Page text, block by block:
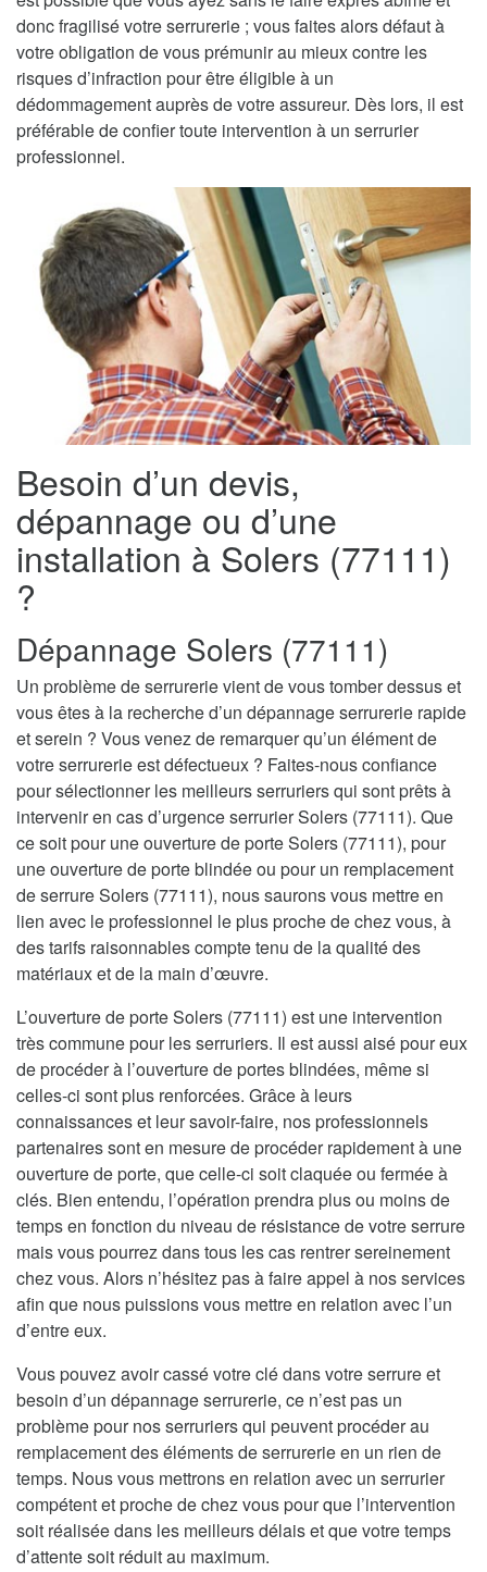
donc fragilisé votre serrurerie ; vous faites alors défaut à
votre obligation de vous prémunir au mieux contre les
risques d’infraction pour être éligible à un
dédommagement auprès de votre assureur. Dès lors, il est
préférable de confier toute intervention à un serrurier
professionnel.
Besoin d’un devis,
dépannage ou d’une
installation à Solers (77111)
?
Dépannage Solers (77111)
Un problème de serrurerie vient de vous tomber dessus et
vous êtes à la recherche d’un dépannage serrurerie rapide
et serein ? Vous venez de remarquer qu’un élément de
votre serrurerie est défectueux ? Faites-nous confiance
pour sélectionner les meilleurs serruriers qui sont prêts à
intervenir en cas d’urgence serrurier Solers (77111). Que
ce soit pour une ouverture de porte Solers (77111), pour
une ouverture de porte blindée ou pour un remplacement
de serrure Solers (77111), nous saurons vous mettre en
lien avec le professionnel le plus proche de chez vous, à
des tarifs raisonnables compte tenu de la qualité des
matériaux et de la main d’œuvre.
L’ouverture de porte Solers (77111) est une intervention
très commune pour les serruriers. Il est aussi aisé pour eux
de procéder à l’ouverture de portes blindées, même si
celles-ci sont plus renforcées. Grâce à leurs
connaissances et leur savoir-faire, nos professionnels
partenaires sont en mesure de procéder rapidement à une
ouverture de porte, que celle-ci soit claquée ou fermée à
clés. Bien entendu, l’opération prendra plus ou moins de
temps en fonction du niveau de résistance de votre serrure
mais vous pourrez dans tous les cas rentrer sereinement
chez vous. Alors n’hésitez pas à faire appel à nos services
afin que nous puissions vous mettre en relation avec l’un
d’entre eux.
Vous pouvez avoir cassé votre clé dans votre serrure et
besoin d’un dépannage serrurerie, ce n’est pas un
problème pour nos serruriers qui peuvent procéder au
remplacement des éléments de serrurerie en un rien de
temps. Nous vous mettrons en relation avec un serrurier
compétent et proche de chez vous pour que l’intervention
soit réalisée dans les meilleurs délais et que votre temps
d’attente soit réduit au maximum.